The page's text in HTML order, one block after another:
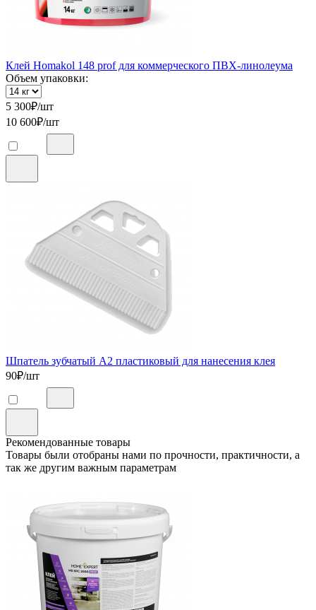
Клей Homakol 148 prof для коммерческого ПВХ-линолеума
Объем упаковки:
5 300₽/шт
10 600₽/шт
Шпатель зубчатый А2 пластиковый для нанесения клея
90₽/шт
Рекомендованные товары
Товары были отобраны нами по прочности, практичности, а
так же другим важным параметрам